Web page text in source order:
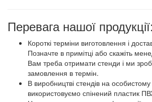
Перевага нашої продукції:
Короткі терміни виготовлення і
Позначте в примітці або скажіть
Вам треба отримати стенди і ми
замовлення в термін.
В виробництві стендів на
використовуємо спінений пластик